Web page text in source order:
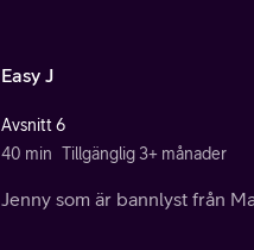
Easy J
Avsnitt 6
40 min Tillgänglig 3+ månader
Jenny som är bannlyst från